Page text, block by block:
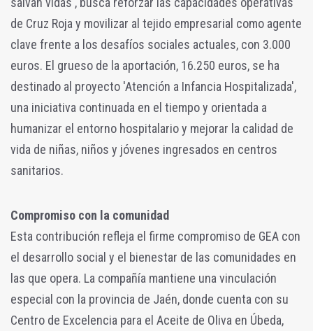
de Cruz Roja y movilizar al tejido empresarial como agente
clave frente a los desafíos sociales actuales, con 3.000
euros. El grueso de la aportación, 16.250 euros, se ha
destinado al proyecto 'Atención a Infancia Hospitalizada',
una iniciativa continuada en el tiempo y orientada a
humanizar el entorno hospitalario y mejorar la calidad de
vida de niñas, niños y jóvenes ingresados en centros
sanitarios.
Compromiso con la comunidad
Esta contribución refleja el firme compromiso de GEA con
el desarrollo social y el bienestar de las comunidades en
las que opera. La compañía mantiene una vinculación
especial con la provincia de Jaén, donde cuenta con su
Centro de Excelencia para el Aceite de Oliva en Úbeda,